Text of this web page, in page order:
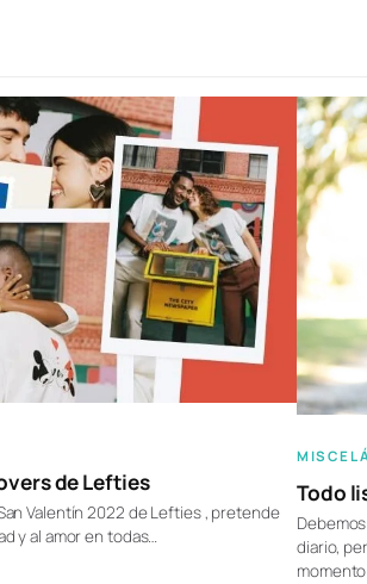
de Lefties
Valentín 2022 de Lefties , pretende
y al amor en todas…
Todo
diario,